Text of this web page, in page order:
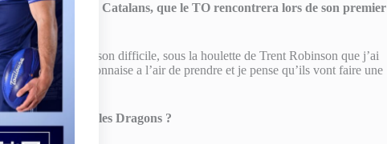
les Dragons Catalans, que le TO rencontrera lors de son premier
à domicile ?
une dernière saison difficile, sous la houlette de Trent Robinson que j’ai
au TO. La mayonnaise a l’air de prendre et je pense qu’ils vont faire une
match contre les Dragons ?